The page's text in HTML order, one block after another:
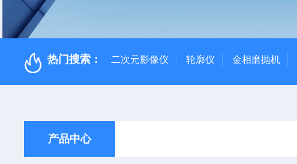
热门搜索： 二次元影像仪 轮廓仪 金相磨抛机
产品中心